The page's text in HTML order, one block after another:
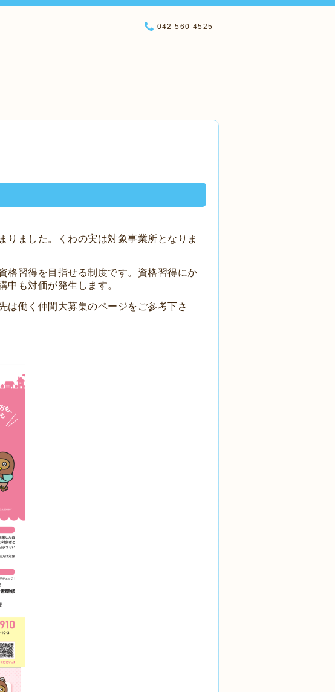
042-560-4525
りました。くわの実は対象事業所となりま
格習得を目指せる制度です。資格習得にか
中も対価が発生します。
は働く仲間大募集のページをご参考下さ